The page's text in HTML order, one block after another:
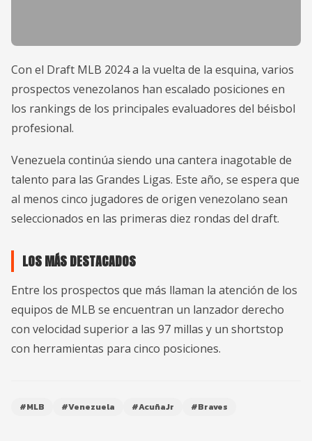
Con el Draft MLB 2024 a la vuelta de la esquina, varios
prospectos venezolanos han escalado posiciones en
los rankings de los principales evaluadores del béisbol
profesional.
Venezuela continúa siendo una cantera inagotable de
talento para las Grandes Ligas. Este año, se espera que
al menos cinco jugadores de origen venezolano sean
seleccionados en las primeras diez rondas del draft.
LOS MÁS DESTACADOS
Entre los prospectos que más llaman la atención de los
equipos de MLB se encuentran un lanzador derecho
con velocidad superior a las 97 millas y un shortstop
con herramientas para cinco posiciones.
#MLB #Venezuela #AcuñaJr #Braves